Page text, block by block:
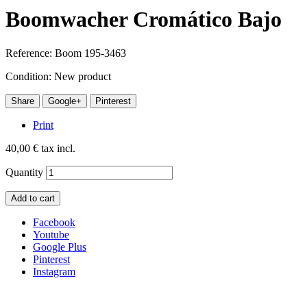
Boomwacher Cromático Bajo
Reference: Boom 195-3463
Condition: New product
Share Google+ Pinterest
Print
40,00 € tax incl.
Quantity
Add to cart
Facebook
Youtube
Google Plus
Pinterest
Instagram